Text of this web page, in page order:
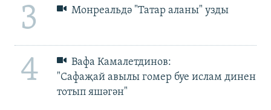
3 Монреальдә "Татар аланы" узды
4
Вафа Камалетдинов:
"Сафаҗай авылы гомер буе ислам динен
тотып яшәгән"